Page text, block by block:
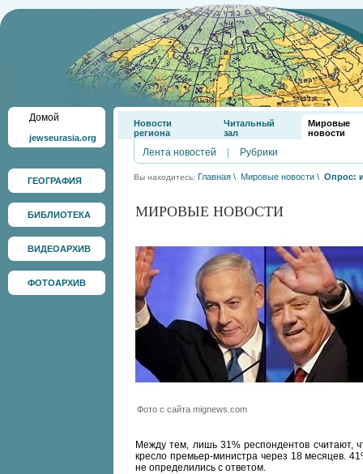
Домой
jewseurasia.org
ГЕОГРАФИЯ
БИБЛИОТЕКА
ВИДЕОАРХИВ
ФОТОАРХИВ
Новости
региона
Читальный
зал
Мировые
новости
Лента новостей Рубрики
Вы находитесь: Главная \ Мировые новости \ Опрос:
МИРОВЫЕ НОВОСТИ
Фото с сайта mignews.com
Между тем, лишь 31% респондентов считают,
кресло премьер-министра через 18 месяцев.
не определились с ответом.